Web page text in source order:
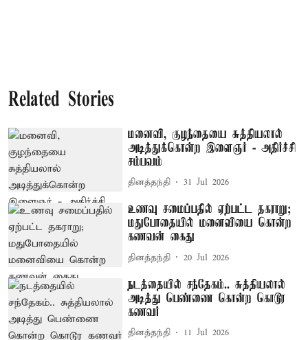
Related Stories
மனைவி, குழந்தையை சுத்தியலால்
அடித்துக்கொன்ற இளைஞர் - அதிர்ச்சி
சம்பவம்
தினத்தந்தி 31 Jul 2026
உணவு சமைப்பதில் ஏற்பட்ட தகராறு;
மதுபோதையில் மனைவியை கொன்ற
கணவன் கைது
தினத்தந்தி 20 Jul 2026
நடத்தையில் சந்தேகம்.. சுத்தியலால்
அடித்து பெண்ணை கொன்ற கொடூர
கணவர்
தினத்தந்தி 11 Jul 2026